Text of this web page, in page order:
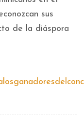
sus
de la diáspora